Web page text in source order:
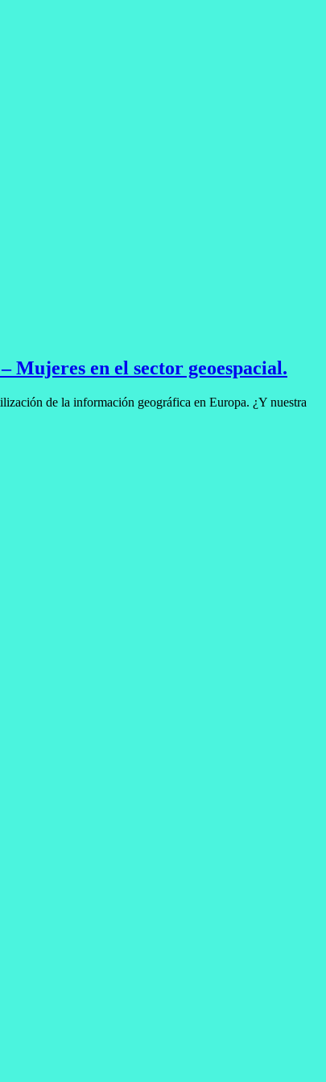
Mujeres en el sector geoespacial.
de la información geográfica en Europa. ¿Y nuestra